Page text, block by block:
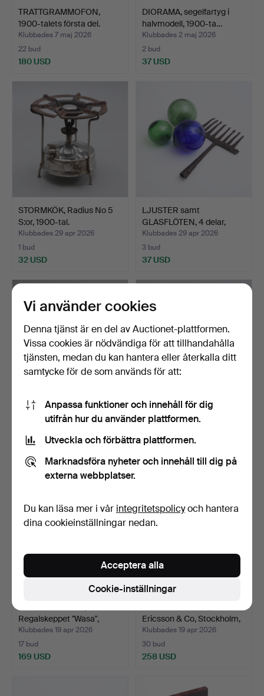
TRATTGRAMMOFON,
1900-talets första del.
Klubbades 7 maj 2026
22 bud
180 USD
DIORAMA, segelfartyg i
halvmodell, 1900-ta…
Klubbades 2 maj 2026
2 bud
37 USD
STORMKÖK, Radius No 5
S:or, 1900-tal.
Klubbades 29 apr 2026
1 bud
32 USD
LJUSTER samt
GLASFLÖTEN, 4 delar,
metall/g…
Klubbades 29 apr 2026
3 bud
37 USD
RADIODELAR, 1920/30-tal.
1 bud
32 USD
GLASFLÖTEN, 9 st, med
nät, nautika, 1900-t…
15 bud
101 USD
Regalskeppet "Wasa",
bemålat…
Klubbades 19 apr 2026
17 bud
169 USD
Ericsson & Co, Stockholm,
…
Klubbades 19 apr 2026
30 bud
258 USD
Vi använder cookies
Denna tjänst är en del av Auctionet-plattformen.
Vissa cookies är nödvändiga för att tillhandahålla
tjänsten, medan du kan hantera eller återkalla ditt
samtycke för de som används för att:
Anpassa funktioner och innehåll för dig
utifrån hur du använder plattformen.
Utveckla och förbättra plattformen.
Marknadsföra nyheter och innehåll till dig på
externa webbplatser.
Du kan läsa mer i vår integritetspolicyoch hantera
dina cookieinställningar nedan.
Cookie-inställningar
Acceptera alla